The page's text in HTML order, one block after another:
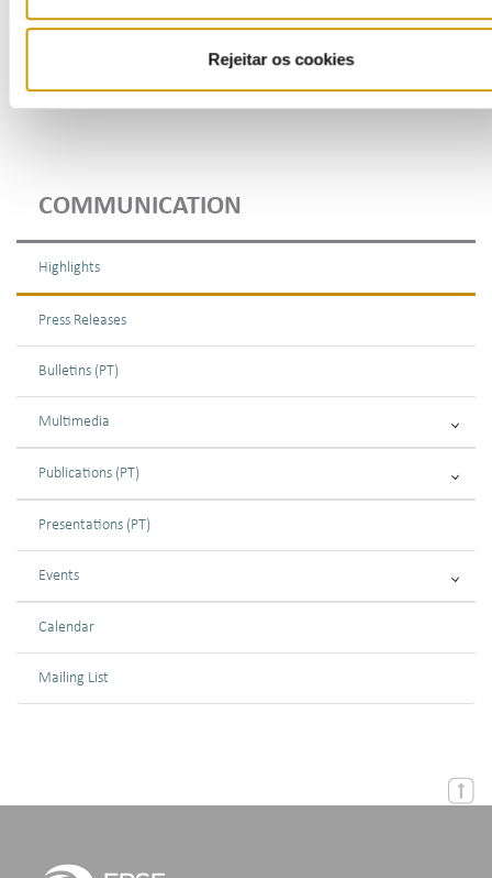
Rejeitar os cookies
COMMUNICATION
Highlights
Press Releases
Bulletins (PT)
Multimedia
Publications (PT)
Presentations (PT)
Events
Calendar
Mailing List